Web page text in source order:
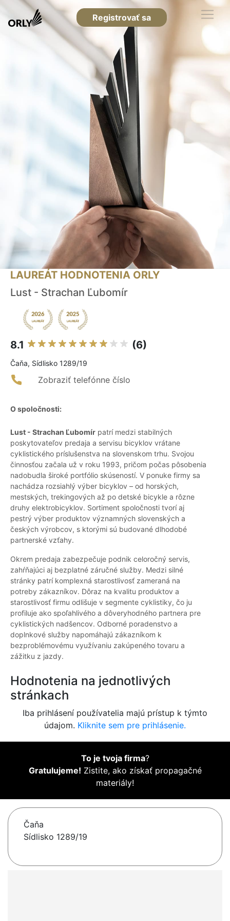
Registrovať sa
LAUREÁT HODNOTENIA ORLY
Lust - Strachan Ľubomír
8.1 (6)
Čaňa, Sídlisko 1289/19
Zobraziť telefónne číslo
O spoločnosti:
Lust - Strachan Ľubomír patrí medzi stabilných
poskytovateľov predaja a servisu bicyklov vrátane
cyklistického príslušenstva na slovenskom trhu. Svojou
činnosťou začala už v roku 1993, pričom počas pôsobenia
nadobudla široké portfólio skúseností. V ponuke firmy sa
nachádza rozsiahlý výber bicyklov – od horských,
mestských, trekingových až po detské bicykle a rôzne
druhy elektrobicyklov. Sortiment spoločnosti tvorí aj
pestrý výber produktov významných slovenských a
českých výrobcov, s ktorými sú budované dlhodobé
partnerské vzťahy.
Okrem predaja zabezpečuje podnik celoročný servis,
zahŕňajúci aj bezplatné záručné služby. Medzi silné
stránky patrí komplexná starostlivosť zameraná na
potreby zákazníkov. Dôraz na kvalitu produktov a
starostlivosť firmu odlišuje v segmente cyklistiky, čo ju
profiluje ako spoľahlivého a dôveryhodného partnera pre
cyklistických nadšencov. Odborné poradenstvo a
doplnkové služby napomáhajú zákazníkom k
bezproblémovému využívaniu zakúpeného tovaru a
zážitku z jazdy.
Hodnotenia na jednotlivých
stránkach
Iba prihlásení používatelia majú prístup k týmto
údajom. Kliknite sem pre prihlásenie.
To je tvoja firma?
Gratulujeme! Zistite, ako získať propagačné
materiály!
Čaňa
Sídlisko 1289/19